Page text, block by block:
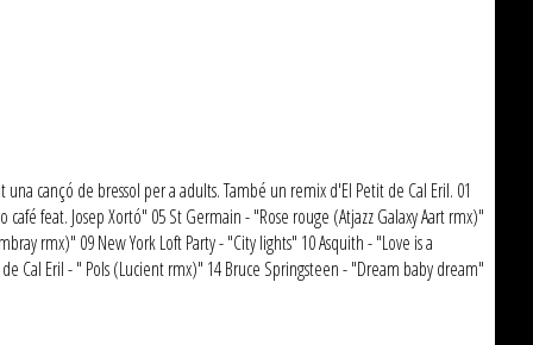
cançó de bressol per a adults. També un remix d'El Petit de Cal Eril. 01
feat. Josep Xortó" 05 St Germain - "Rose rouge (Atjazz Galaxy Aart rmx)"
rmx)" 09 New York Loft Party - "City lights" 10 Asquith - "Love is a
Cal Eril - " Pols (Lucient rmx)" 14 Bruce Springsteen - "Dream baby dream"